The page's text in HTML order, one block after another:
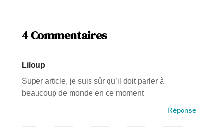
4 Commentaires
Liloup
Super article, je suis sûr qu’il doit parler à
beaucoup de monde en ce moment
Réponse